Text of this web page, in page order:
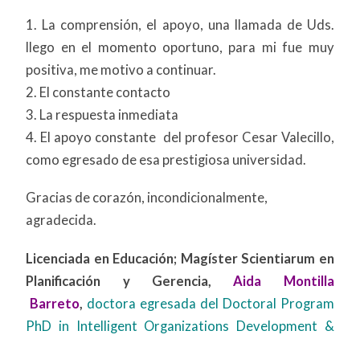
1. La comprensión, el apoyo, una llamada de Uds.
llego en el momento oportuno, para mi fue muy
positiva, me motivo a continuar.
2. El constante contacto
3. La respuesta inmediata
4. El apoyo constante del profesor Cesar Valecillo,
como egresado de esa prestigiosa universidad.
Gracias de corazón, incondicionalmente,
agradecida.
Licenciada en Educación; Magíster Scientiarum en
Planificación y Gerencia,Aida Montilla
Barreto, doctora egresada del Doctoral Program
PhD in Intelligent Organizations Development &